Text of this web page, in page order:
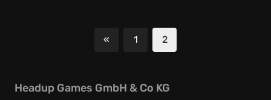
«
Попередній
1 2
Headup Games GmbH & Co KG